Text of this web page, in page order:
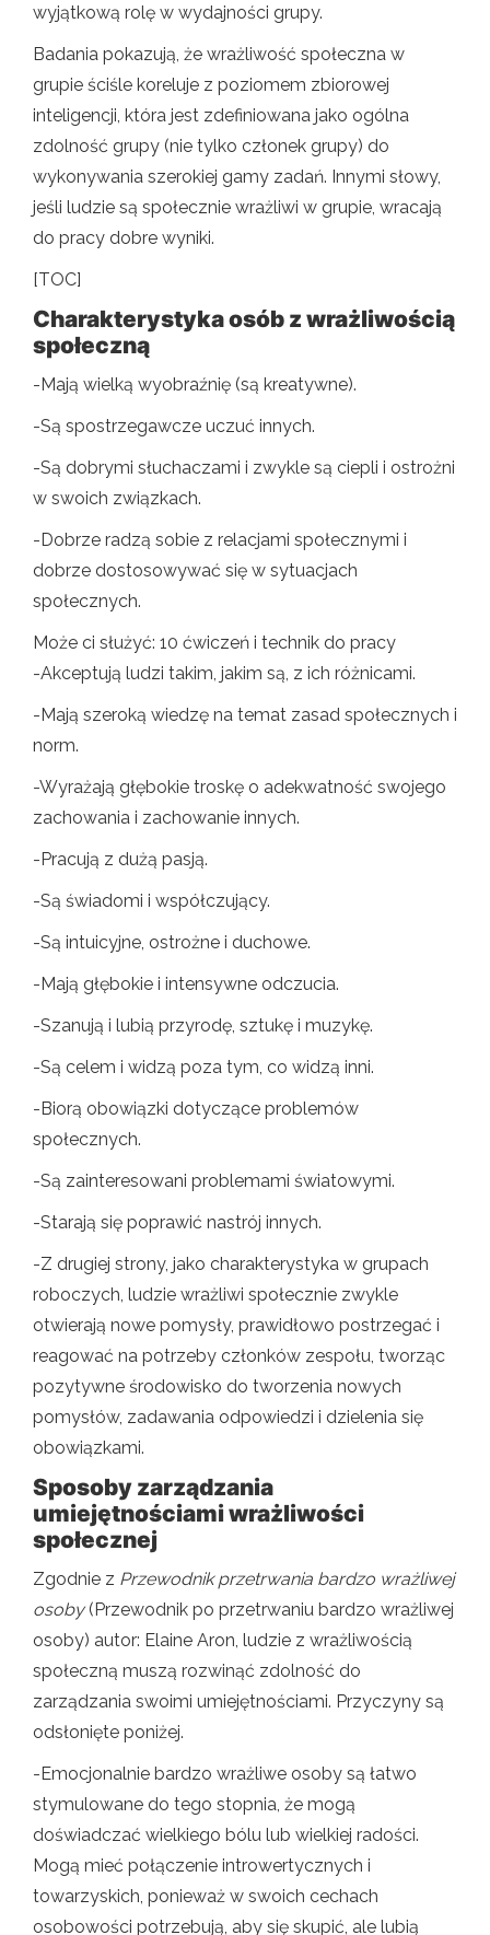
wyjątkową rolę w wydajności grupy.
Badania pokazują, że wrażliwość społeczna w
grupie ściśle koreluje z poziomem zbiorowej
inteligencji, która jest zdefiniowana jako ogólna
zdolność grupy (nie tylko członek grupy) do
wykonywania szerokiej gamy zadań. Innymi słowy,
jeśli ludzie są społecznie wrażliwi w grupie, wracają
do pracy dobre wyniki.
[TOC]
Charakterystyka osób z wrażliwością
społeczną
-Mają wielką wyobraźnię (są kreatywne).
-Są spostrzegawcze uczuć innych.
-Są dobrymi słuchaczami i zwykle są ciepli i ostrożni
w swoich związkach.
-Dobrze radzą sobie z relacjami społecznymi i
dobrze dostosowywać się w sytuacjach
społecznych.
Może ci służyć: 10 ćwiczeń i technik do pracy
-Akceptują ludzi takim, jakim są, z ich różnicami.
-Mają szeroką wiedzę na temat zasad społecznych i
norm.
-Wyrażają głębokie troskę o adekwatność swojego
zachowania i zachowanie innych.
-Pracują z dużą pasją.
-Są świadomi i współczujący.
-Są intuicyjne, ostrożne i duchowe.
-Mają głębokie i intensywne odczucia.
-Szanują i lubią przyrodę, sztukę i muzykę.
-Są celem i widzą poza tym, co widzą inni.
-Biorą obowiązki dotyczące problemów
społecznych.
-Są zainteresowani problemami światowymi.
-Starają się poprawić nastrój innych.
-Z drugiej strony, jako charakterystyka w grupach
roboczych, ludzie wrażliwi społecznie zwykle
otwierają nowe pomysły, prawidłowo postrzegać i
reagować na potrzeby członków zespołu, tworząc
pozytywne środowisko do tworzenia nowych
pomysłów, zadawania odpowiedzi i dzielenia się
obowiązkami.
Sposoby zarządzania
umiejętnościami wrażliwości
społecznej
Zgodnie z Przewodnik przetrwania bardzo wrażliwej
osoby(Przewodnik po przetrwaniu bardzo wrażliwej
osoby) autor: Elaine Aron, ludzie z wrażliwością
społeczną muszą rozwinąć zdolność do
zarządzania swoimi umiejętnościami. Przyczyny są
odsłonięte poniżej.
-Emocjonalnie bardzo wrażliwe osoby są łatwo
stymulowane do tego stopnia, że ​​mogą
doświadczać wielkiego bólu lub wielkiej radości.
Mogą mieć połączenie introwertycznych i
towarzyskich, ponieważ w swoich cechach
osobowości potrzebują, aby się skupić, ale lubią